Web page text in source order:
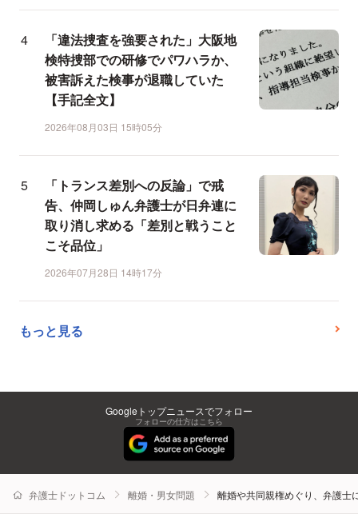
「違法捜査を強要された」大阪地
検特捜部での研修でパワハラか、
被害訴えた検事が退職していた
【手記全文】
2026年08月03日 15時05分
「トランス差別への反論」で戒
告、仲岡しゅん弁護士が日弁連に
取り消し求める「差別と戦うこと
こそ品位」
2026年07月28日 14時17分
もっと見る
Googleトップニュースでフォロー
フォローの仕方はこちら
弁護士ドットコム 離婚・男女問題 離婚や共同親権めぐり、弁護